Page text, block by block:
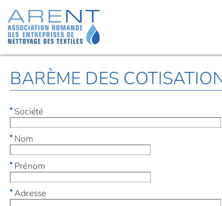
BARÈME DES
Société
Nom
Prénom
Adresse